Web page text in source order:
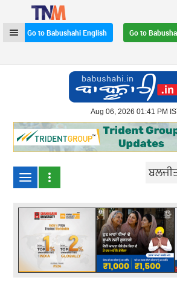
Go to Babushahi English
Go to
Aug 06, 2026 01:41 PM